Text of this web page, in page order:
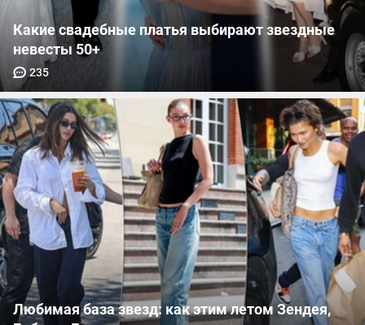
Какие свадебные платья выбирают звездные
невесты 50+
235
Любимая база звезд: как этим летом Зендея,